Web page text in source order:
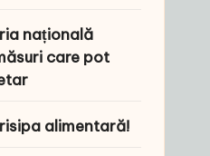
națională
care pot
alimentară!